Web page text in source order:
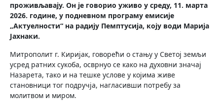
проживљавају. Он је говорио уживо у среду, 11. марта
2026. године, у подневном програму емисије
„Актуелности“ на радију Пемптусија, коју води Марија
Јахнаки.
Митрополит г. Киријак, говорећи о стању у Светој земљи
усред ратних сукоба, осврнуо се како на духовни значај
Назарета, тако и на тешке услове у којима живе
становници тог подручја, нагласивши потребу за
молитвом и миром.